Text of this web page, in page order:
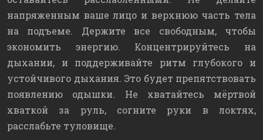
напряженным ваше лицо и верхнюю часть тела
на подъеме. Держите все свободным, чтобы
экономить энергию. Концентрируйтесь на
дыхании, и поддерживайте ритм глубокого и
устойчивого дыхания. Это будет препятствовать
появлению одышки. Не хватайтесь мёртвой
хваткой за руль, согните руки в локтях,
расслабьте туловище.